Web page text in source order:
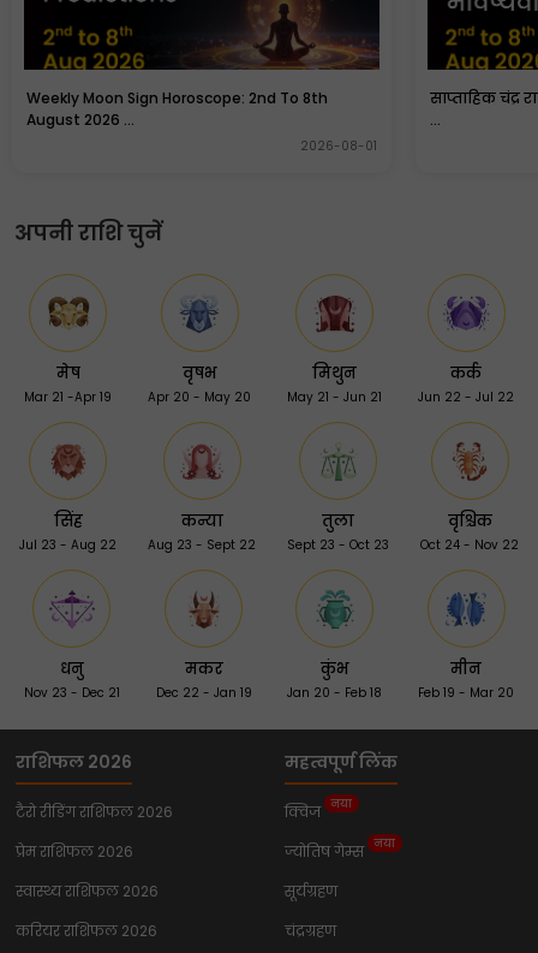
Weekly Moon Sign Horoscope: 2nd To 8th
August 2026 ...
2026-08-01
साप्ताहिक चंद्र
...
अपनी राशि चुनें
मेष
Mar 21 -Apr 19
वृषभ
Apr 20 - May 20
मिथुन
May 21 - Jun 21
कर्क
Jun 22 - Jul 22
सिंह
Jul 23 - Aug 22
कन्या
Aug 23 - Sept 22
तुला
Sept 23 - Oct 23
वृश्चिक
Oct 24 - Nov 22
धनु
Nov 23 - Dec 21
मकर
Dec 22 - Jan 19
कुंभ
Jan 20 - Feb 18
मीन
Feb 19 - Mar 20
राशिफल 2026
टैरो रीडिंग राशिफल 2026
प्रेम राशिफल 2026
स्वास्थ्य राशिफल 2026
करियर राशिफल 2026
महत्वपूर्ण लिंक
क्विज नया
ज्योतिष गेम्स नया
सूर्यग्रहण
चंद्रग्रहण